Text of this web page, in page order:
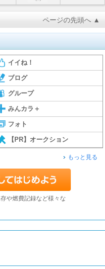
ページの先頭へ ▲
イイね！
ブログ
グループ
みんカラ＋
フォト
【PR】オークション
もっと見る
や燃費記録など様々な